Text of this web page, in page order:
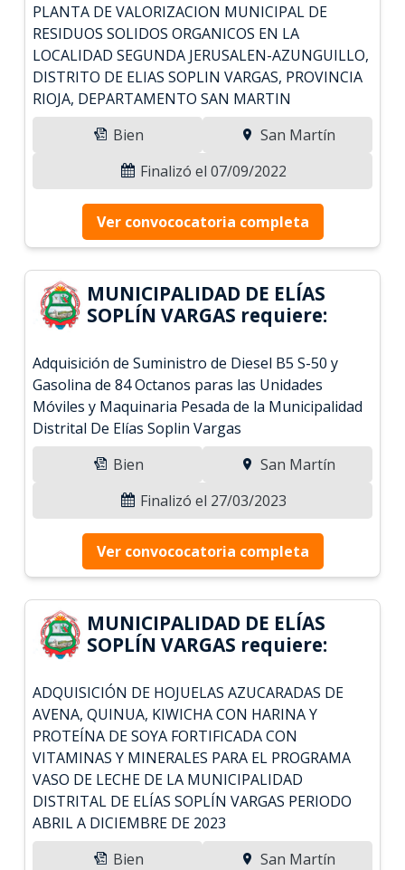
PLANTA DE VALORIZACION MUNICIPAL DE
RESIDUOS SOLIDOS ORGANICOS EN LA
LOCALIDAD SEGUNDA JERUSALEN-AZUNGUILLO,
DISTRITO DE ELIAS SOPLIN VARGAS, PROVINCIA
RIOJA, DEPARTAMENTO SAN MARTIN
Bien
San Martín
Finalizó el 07/09/2022
Ver convococatoria completa
MUNICIPALIDAD DE ELÍAS
SOPLÍN VARGAS requiere:
Adquisición de Suministro de Diesel B5 S-50 y
Gasolina de 84 Octanos paras las Unidades
Móviles y Maquinaria Pesada de la Municipalidad
Distrital De Elías Soplin Vargas
Bien
San Martín
Finalizó el 27/03/2023
Ver convococatoria completa
MUNICIPALIDAD DE ELÍAS
SOPLÍN VARGAS requiere:
ADQUISICIÓN DE HOJUELAS AZUCARADAS DE
AVENA, QUINUA, KIWICHA CON HARINA Y
PROTEÍNA DE SOYA FORTIFICADA CON
VITAMINAS Y MINERALES PARA EL PROGRAMA
VASO DE LECHE DE LA MUNICIPALIDAD
DISTRITAL DE ELÍAS SOPLÍN VARGAS PERIODO
ABRIL A DICIEMBRE DE 2023
Bien
San Martín